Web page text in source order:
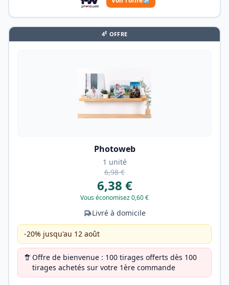
4E OFFRE
Photoweb
1 unité
6,98 €
6,38 €
Vous économisez 0,60 €
Livré à domicile
-20% jusqu'au 12 août
Offre de bienvenue : 100 tirages offerts dès 100
tirages achetés sur votre 1ère commande